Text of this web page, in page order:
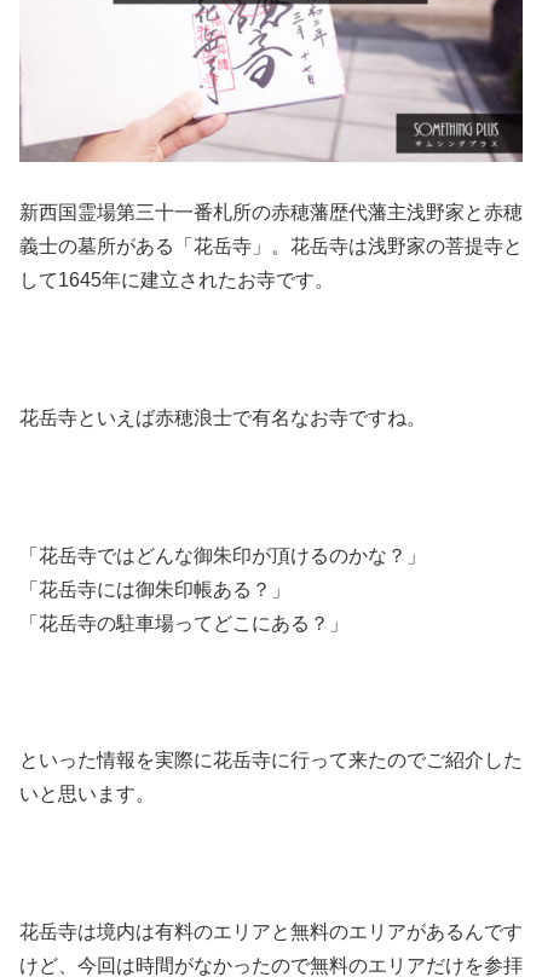
新西国霊場第三十一番札所の赤穂藩歴代藩主浅野家と赤穂
義士の墓所がある「花岳寺」。花岳寺は浅野家の菩提寺と
して1645年に建立されたお寺です。
花岳寺といえば赤穂浪士で有名なお寺ですね。
「花岳寺ではどんな御朱印が頂けるのかな？」
「花岳寺には御朱印帳ある？」
「花岳寺の駐車場ってどこにある？」
といった情報を実際に花岳寺に行って来たのでご紹介した
いと思います。
花岳寺は境内は有料のエリアと無料のエリアがあるんです
けど、今回は時間がなかったので無料のエリアだけを参拝